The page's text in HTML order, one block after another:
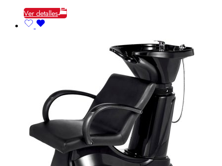
Ver detalles